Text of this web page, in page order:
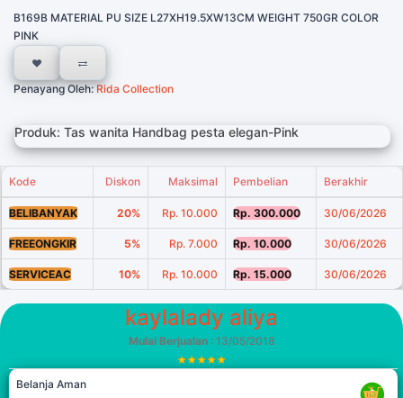
B169B MATERIAL PU SIZE L27XH19.5XW13CM WEIGHT 750GR COLOR
PINK
Penayang Oleh:Rida Collection
Produk: Tas wanita Handbag pesta elegan-Pink
Kode Diskon Maksimal Pembelian Berakhir
BELIBANYAK 20% Rp. 10.000 Rp. 300.000 30/06/2026
FREEONGKIR 5% Rp. 7.000 Rp. 10.000 30/06/2026
SERVICEAC 10% Rp. 10.000 Rp. 15.000 30/06/2026
kaylalady aliya
Mulai Berjualan: 13/05/2018
Belanja Aman